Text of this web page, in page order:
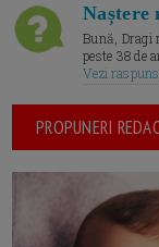
Naștere
Bună, Dragi
peste 38 de
Vezi
PROPUNERI